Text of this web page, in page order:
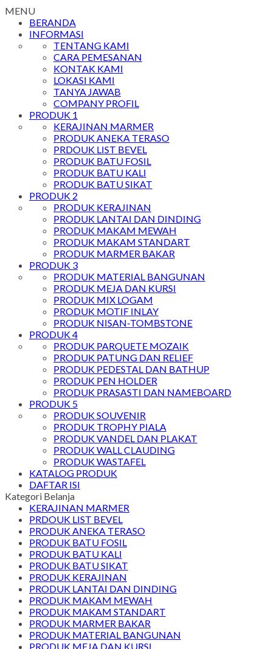
MENU
BERANDA
INFORMASI
TENTANG KAMI
CARA PEMESANAN
KONTAK KAMI
LOKASI KAMI
TANYA JAWAB
COMPANY PROFIL
PRODUK 1
KERAJINAN MARMER
PRODUK ANEKA TERASO
PRDOUK LIST BEVEL
PRODUK BATU FOSIL
PRODUK BATU KALI
PRODUK BATU SIKAT
PRODUK 2
PRODUK KERAJINAN
PRODUK LANTAI DAN DINDING
PRODUK MAKAM MEWAH
PRODUK MAKAM STANDART
PRODUK MARMER BAKAR
PRODUK 3
PRODUK MATERIAL BANGUNAN
PRODUK MEJA DAN KURSI
PRODUK MIX LOGAM
PRODUK MOTIF INLAY
PRODUK NISAN-TOMBSTONE
PRODUK 4
PRODUK PARQUETE MOZAIK
PRODUK PATUNG DAN RELIEF
PRODUK PEDESTAL DAN BATHUP
PRODUK PEN HOLDER
PRODUK PRASASTI DAN NAMEBOARD
PRODUK 5
PRODUK SOUVENIR
PRODUK TROPHY PIALA
PRODUK VANDEL DAN PLAKAT
PRODUK WALL CLAUDING
PRODUK WASTAFEL
KATALOG PRODUK
DAFTAR ISI
Kategori Belanja
KERAJINAN MARMER
PRDOUK LIST BEVEL
PRODUK ANEKA TERASO
PRODUK BATU FOSIL
PRODUK BATU KALI
PRODUK BATU SIKAT
PRODUK KERAJINAN
PRODUK LANTAI DAN DINDING
PRODUK MAKAM MEWAH
PRODUK MAKAM STANDART
PRODUK MARMER BAKAR
PRODUK MATERIAL BANGUNAN
PRODUK MEJA DAN KURSI